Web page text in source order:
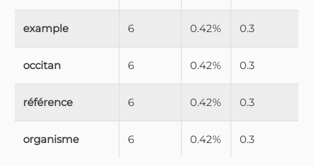
example 6 0.42% 0.3
occitan 6 0.42% 0.3
référence 6 0.42% 0.3
organisme 6 0.42% 0.3